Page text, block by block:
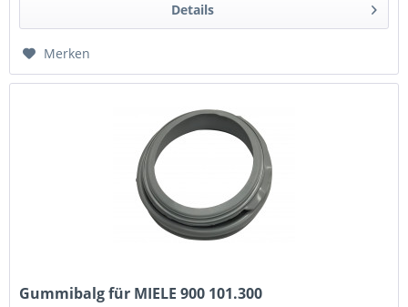
Details
Merken
Gummibalg für MIELE 900 101.300